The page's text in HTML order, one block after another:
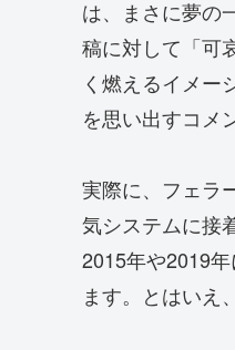
は、まさに夢の
稿に対して「可
く燃えるイメー
を思い出すコメ
実際に、フェラ
気システムに接
2015年や2019
ます。とはいえ